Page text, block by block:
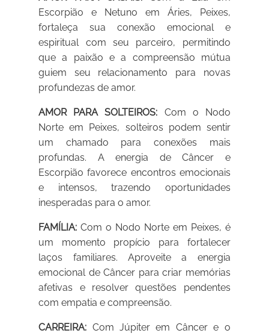
Escorpião e Netuno em Áries, Peixes,
fortaleça sua conexão emocional e
espiritual com seu parceiro, permitindo
que a paixão e a compreensão mútua
guiem seu relacionamento para novas
profundezas de amor.
AMOR PARA SOLTEIROS: Com o Nodo
Norte em Peixes, solteiros podem sentir
um chamado para conexões mais
profundas. A energia de Câncer e
Escorpião favorece encontros emocionais
e intensos, trazendo oportunidades
inesperadas para o amor.
FAMÍLIA: Com o Nodo Norte em Peixes, é
um momento propício para fortalecer
laços familiares. Aproveite a energia
emocional de Câncer para criar memórias
afetivas e resolver questões pendentes
com empatia e compreensão.
CARREIRA: Com Júpiter em Câncer e o